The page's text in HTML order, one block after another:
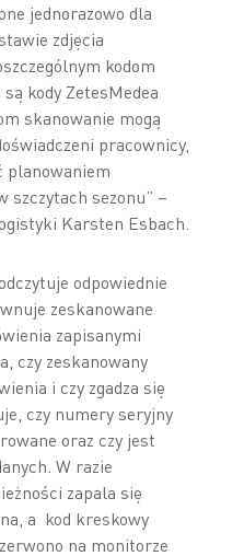
jednorazowo dla
zdjęcia
kodom
kody ZetesMedea
skanowanie mogą
pracownicy,
planowaniem
szczytach sezonu” –
Karsten Esbach.
odpowiednie
zeskanowane
zapisanymi
czy zeskanowany
i czy zgadza się
czy numery seryjny
oraz czy jest
W razie
zapala się
a kod kreskowy
na monitorze